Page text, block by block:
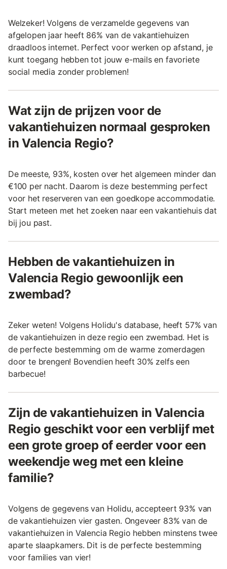
Welzeker! Volgens de verzamelde gegevens van
afgelopen jaar heeft 86% van de vakantiehuizen
draadloos internet. Perfect voor werken op afstand, je
kunt toegang hebben tot jouw e-mails en favoriete
social media zonder problemen!
Wat zijn de prijzen voor de
vakantiehuizen normaal gesproken
in Valencia Regio?
De meeste, 93%, kosten over het algemeen minder dan
€100 per nacht. Daarom is deze bestemming perfect
voor het reserveren van een goedkope accommodatie.
Start meteen met het zoeken naar een vakantiehuis dat
bij jou past.
Hebben de vakantiehuizen in
Valencia Regio gewoonlijk een
zwembad?
Zeker weten! Volgens Holidu's database, heeft 57% van
de vakantiehuizen in deze regio een zwembad. Het is
de perfecte bestemming om de warme zomerdagen
door te brengen! Bovendien heeft 30% zelfs een
barbecue!
Zijn de vakantiehuizen in Valencia
Regio geschikt voor een verblijf met
een grote groep of eerder voor een
weekendje weg met een kleine
familie?
Volgens de gegevens van Holidu, accepteert 93% van
de vakantiehuizen vier gasten. Ongeveer 83% van de
vakantiehuizen in Valencia Regio hebben minstens twee
aparte slaapkamers. Dit is de perfecte bestemming
voor families van vier!